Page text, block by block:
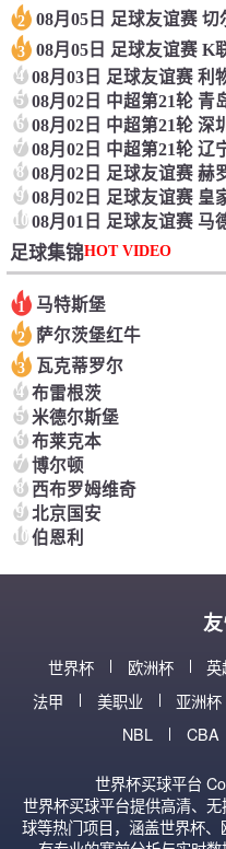
2 08月05日 足球友谊赛
3 08月05日 足球友谊赛 K
4 08月03日 足球友谊赛 利
5 08月02日 中超第21轮 青
6
7 08月02日 中超第21轮 辽
8 08月02日 足球友谊赛 赫
9 08月02日 足球友谊赛 皇
1008月01日 足球友谊赛 马
足球集锦HOT VIDEO
1 马特斯堡
2 萨尔茨堡红牛
3 瓦克蒂罗尔
4 布雷根茨
5 米德尔斯堡
6 布莱克本
7 博尔顿
8 西布罗姆维奇
9 北京国安
10伯恩利
世界杯 欧洲杯 英
法甲
美职业 亚洲杯
NBL
CBA
世界杯买球平台
世界杯买球平台提供高清、
球等热门项目，涵盖世界杯